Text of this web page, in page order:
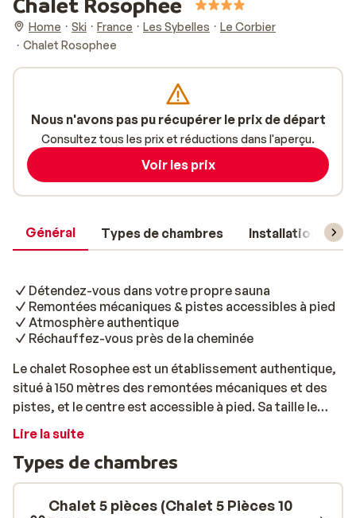
Home Ski France Les Sybelles
Le Corbier
Chalet Rosophee
Général Types de chambres Installations
Détendez-vous dans votre propre sauna
Remontées mécaniques & pistes accessibles à pied
Atmosphère authentique
Réchauffez-vous près de la cheminée
Le chalet Rosophee est un établissement authentique,
situé à 150 mètres des remontées mécaniques et des
pistes, et le centre est accessible à pied. Sa taille le
rend idéal pour des vacances aux sports d'hiver en
équipé d'une cuisine ouverte et d'une cheminée. Il y a 4
chambres confortables et 2 salles de bains. En prime,
vous profiterez du sauna privé appartenant au chalet.
Lire la suite
Types de chambres
Chalet 5 pièces (Chalet 5 Pièces 10
Nous n'avons pas pu récupérer le prix de départ
Consultez tous les prix et réductions dans l'aperçu.
Voir les prix